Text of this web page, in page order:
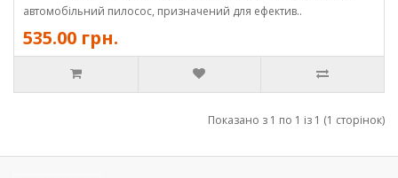
автомобільний пилосос, призначений для ефектив..
535.00 грн.
Показано з 1 по 1 із 1 (1 сторінок)